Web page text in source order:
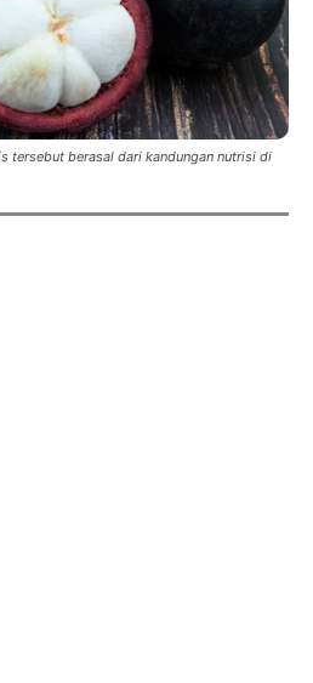
tersebut berasal dari kandungan nutrisi di